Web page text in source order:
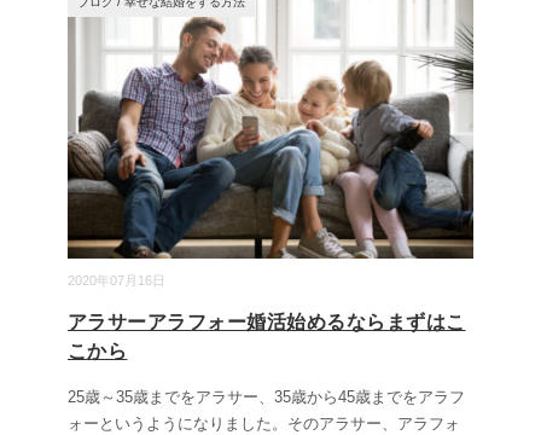
2020年07月16日
アラサーアラフォー婚活始めるならまずはこ
こから
25歳～35歳までをアラサー、35歳から45歳までをアラフ
ォーというようになりました。そのアラサー、アラフォ